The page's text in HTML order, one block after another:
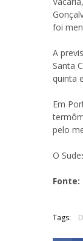
foi
A
Santa
quinta
Em
pelo
O
Fonte:
Tags: